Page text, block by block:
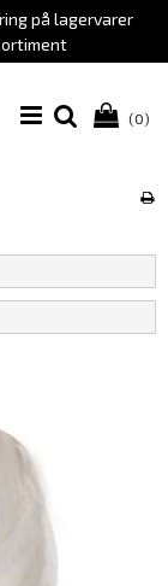
på lagervarer
(0)